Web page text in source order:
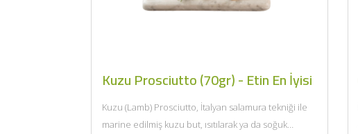
Kuzu Prosciutto (70gr) - Etin En İyisi
Kuzu (Lamb) Prosciutto, İtalyan salamura tekniği ile
marine edilmiş kuzu but, ısıtılarak ya da soğuk